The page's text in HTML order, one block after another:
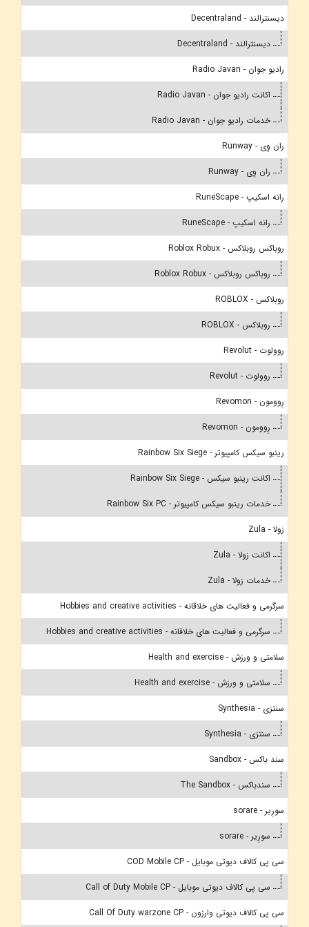
دیسنترالند - Decentraland
دیسنترالند - Decentraland
رادیو جوان - Radio Javan
اکانت رادیو جوان - Radio Javan
خدمات رادیو جوان - Radio Javan
ران وِی - Runway
ران وِی - Runway
رانه اسکیپ - RuneScape
رانه اسکیپ - RuneScape
روباکس روبلاکس - Roblox Robux
روباکس روبلاکس - Roblox Robux
روبلاکس - ROBLOX
روبلاکس - ROBLOX
روولوت - Revolut
روولوت - Revolut
رِوومون - Revomon
رِوومون - Revomon
رینبو سیکس کامپیوتر - Rainbow Six Siege
اکانت رینبو سیکس - Rainbow Six Siege
خدمات رینبو سیکس کامپیوتر - Rainbow Six PC
زولا - Zula
اکانت زولا - Zula
خدمات زولا - Zula
سرگرمی و فعالیت های خلاقانه - Hobbies and creative activities
سرگرمی و فعالیت های خلاقانه - Hobbies and creative activities
سلامتی و ورزش - Health and exercise
سلامتی و ورزش - Health and exercise
سنتزی - Synthesia
سنتزی - Synthesia
سند باکس - Sandbox
سندباکس - The Sandbox
سورِیر - sorare
سورِیر - sorare
سی پی کالاف دیوتی موبایل - COD Mobile CP
سی پی کالاف دیوتی موبایل - Call of Duty Mobile CP
سی پی کالاف دیوتی وارزون - Call Of Duty warzone CP